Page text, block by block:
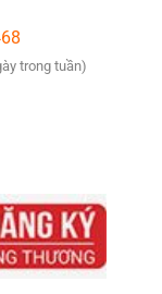
trong tuần)